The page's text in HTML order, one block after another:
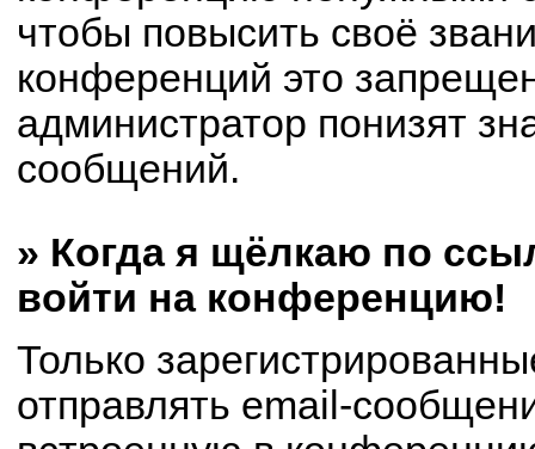
чтобы повысить своё
конференций это
администратор понизят
сообщений.
» Когда я щёлкаю по
войти на конференцию!
Только
отправлять email-